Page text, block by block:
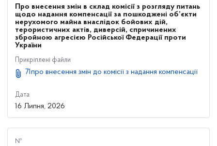
Про внесення змін в склад комісії з розгляду питань
щодо надання компенсації за пошкоджені об’єкти
нерухомого майна внаслідок бойових дій,
терористичних актів, диверсій, спричинених
збройною агресією Російської Федерації проти
України
Прикріплені файли
71про внесення змін до комісії з надання компенсації
Дата
16 Липня, 2026
№